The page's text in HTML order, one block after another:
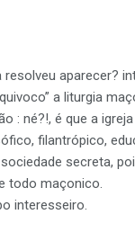
aparecer?
a liturgia
: né?!, é que a
filantrópico,
secreta,
todo maçonico.
interesseiro.